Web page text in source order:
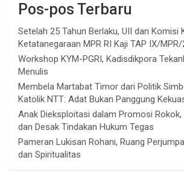
Pos-pos Terbaru
Setelah 25 Tahun Berlaku, UII dan Komisi
Ketatanegaraan MPR RI Kaji TAP IX/MPR/
Workshop KYM-PGRI, Kadisdikpora
Menulis
Membela Martabat Timor dari Politik
Katolik NTT: Adat Bukan Panggung
Anak Dieksploitasi dalam Promosi
dan Desak Tindakan Hukum Tegas
Pameran Lukisan Rohani, Ruang
dan Spiritualitas